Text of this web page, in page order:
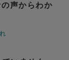
声からわか